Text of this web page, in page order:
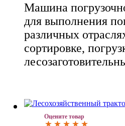
Машина
для выполнения
различных
сортировке,
Оцените товар